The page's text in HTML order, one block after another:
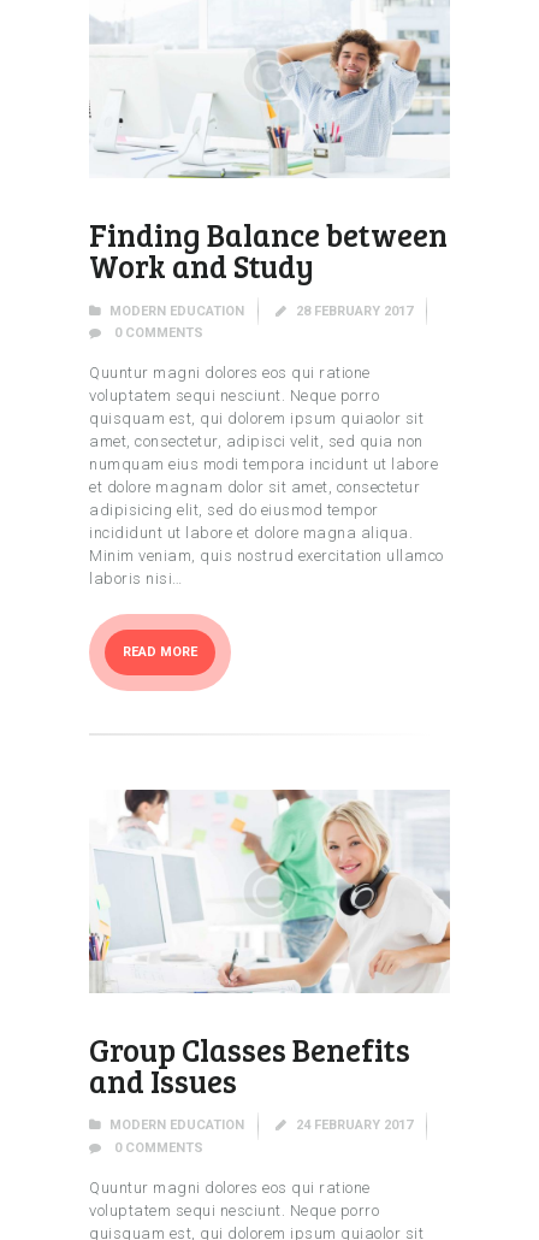
Finding Balance between
Work and Study
MODERN EDUCATION
28 FEBRUARY 2017
0 COMMENTS
Quuntur magni dolores eos qui ratione
voluptatem sequi nesciunt. Neque porro
quisquam est, qui dolorem ipsum quiaolor sit
amet, consectetur, adipisci velit, sed quia non
numquam eius modi tempora incidunt ut labore
et dolore magnam dolor sit amet, consectetur
adipisicing elit, sed do eiusmod tempor
incididunt ut labore et dolore magna aliqua.
Minim veniam, quis nostrud exercitation ullamco
laboris nisi…
READ MORE
Group Classes Benefits
and Issues
MODERN EDUCATION
24 FEBRUARY 2017
0 COMMENTS
Quuntur magni dolores eos qui ratione
voluptatem sequi nesciunt. Neque porro
quisquam est, qui dolorem ipsum quiaolor sit